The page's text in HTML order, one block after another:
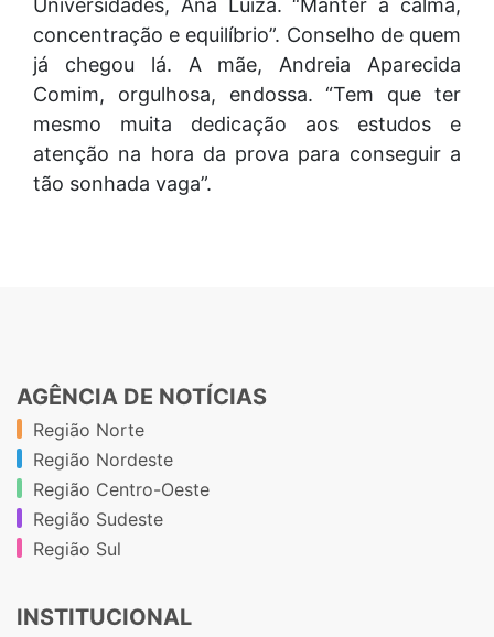
concentração e equilíbrio”. Conselho de quem
já chegou lá. A mãe, Andreia Aparecida
Comim, orgulhosa, endossa. “Tem que ter
mesmo muita dedicação aos estudos e
atenção na hora da prova para conseguir a
tão sonhada vaga”.
AGÊNCIA DE NOTÍCIAS
Região Norte
Região Nordeste
Região Centro-Oeste
Região Sudeste
Região Sul
INSTITUCIONAL